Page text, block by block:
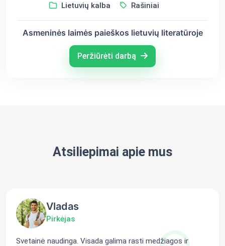
Lietuvių kalba Rašiniai
Asmeninės laimės paieškos lietuvių literatūroje
Peržiūrėti darbą
Atsiliepimai apie mus
Vladas
Pirkėjas
Svetainė naudinga. Visada galima rasti medžiagos ir